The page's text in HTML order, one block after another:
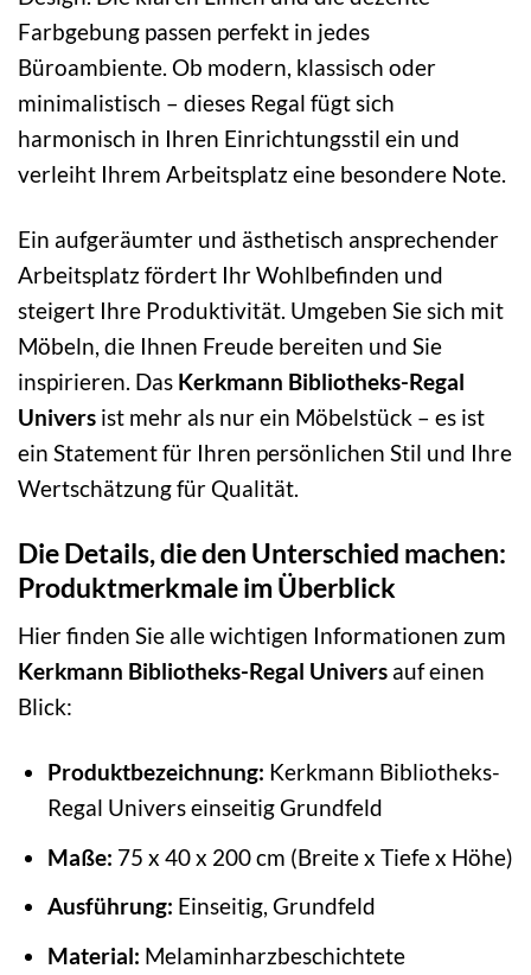
Farbgebung passen perfekt in jedes
Büroambiente. Ob modern, klassisch oder
minimalistisch – dieses Regal fügt sich
harmonisch in Ihren Einrichtungsstil ein und
verleiht Ihrem Arbeitsplatz eine besondere Note.
Ein aufgeräumter und ästhetisch ansprechender
Arbeitsplatz fördert Ihr Wohlbefinden und
steigert Ihre Produktivität. Umgeben Sie sich mit
Möbeln, die Ihnen Freude bereiten und Sie
inspirieren. Das Kerkmann Bibliotheks-Regal
Univers ist mehr als nur ein Möbelstück – es ist
ein Statement für Ihren persönlichen Stil und Ihre
Wertschätzung für Qualität.
Die Details, die den Unterschied machen:
Produktmerkmale im Überblick
Hier finden Sie alle wichtigen Informationen zum
Kerkmann Bibliotheks-Regal Univers auf einen
Blick:
Produktbezeichnung: Kerkmann Bibliotheks-
Regal Univers einseitig Grundfeld
Maße: 75 x 40 x 200 cm (Breite x Tiefe x Höhe)
Ausführung: Einseitig, Grundfeld
Material: Melaminharzbeschichtete